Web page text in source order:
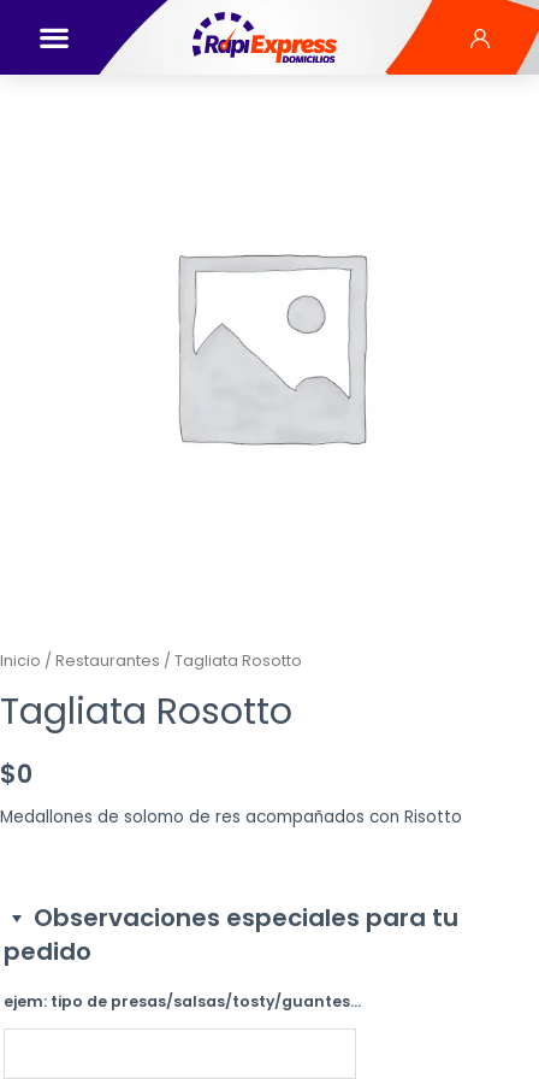
Inicio / Restaurantes / Tagliata Rosotto
Tagliata Rosotto
$0
Medallones de solomo de res acompañados con Risotto
Observaciones especiales para tu
pedido
ejem: tipo de presas/salsas/tosty/guantes...